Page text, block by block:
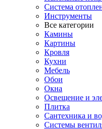
Система
Инструменты
Все категории
Камины
Картины
Кровля
Кухни
Мебель
Обои
Окна
Освещение и
Плитка
Сантехника и
Системы